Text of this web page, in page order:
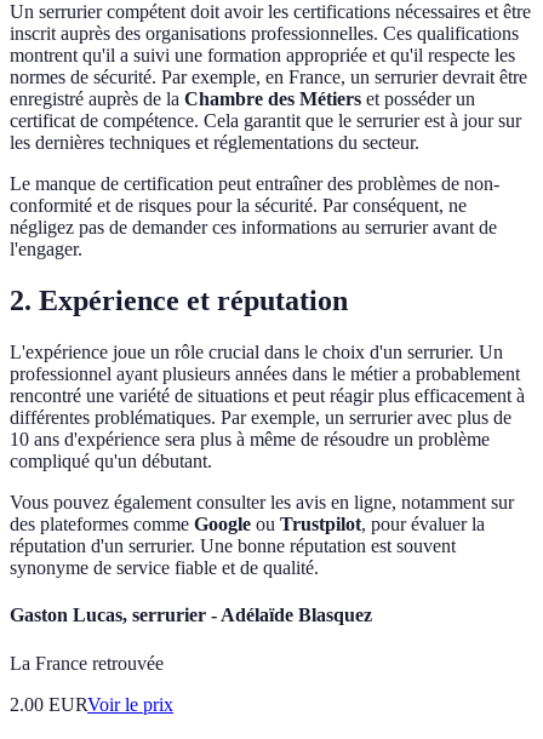
Un serrurier compétent doit avoir les certifications nécessaires et être
inscrit auprès des organisations professionnelles. Ces qualifications
montrent qu'il a suivi une formation appropriée et qu'il respecte les
normes de sécurité. Par exemple, en France, un serrurier devrait être
enregistré auprès de la Chambre des Métiers et posséder un
certificat de compétence. Cela garantit que le serrurier est à jour sur
les dernières techniques et réglementations du secteur.
Le manque de certification peut entraîner des problèmes de non-
conformité et de risques pour la sécurité. Par conséquent, ne
négligez pas de demander ces informations au serrurier avant de
l'engager.
2. Expérience et réputation
L'expérience joue un rôle crucial dans le choix d'un serrurier. Un
professionnel ayant plusieurs années dans le métier a probablement
rencontré une variété de situations et peut réagir plus efficacement à
différentes problématiques. Par exemple, un serrurier avec plus de
10 ans d'expérience sera plus à même de résoudre un problème
compliqué qu'un débutant.
Vous pouvez également consulter les avis en ligne, notamment sur
des plateformes comme Google ou Trustpilot, pour évaluer la
réputation d'un serrurier. Une bonne réputation est souvent
synonyme de service fiable et de qualité.
Gaston Lucas, serrurier - Adélaïde Blasquez
La France retrouvée
2.00 EURVoir le prix